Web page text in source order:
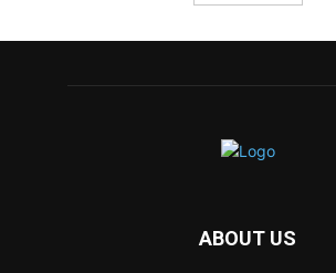
ABOUT US